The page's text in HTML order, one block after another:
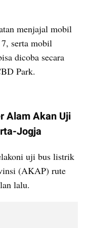
menjajal mobil
serta mobil
Park.
Alam Akan Uji
Jogja
uji bus listrik
(AKAP) rute
lalu.